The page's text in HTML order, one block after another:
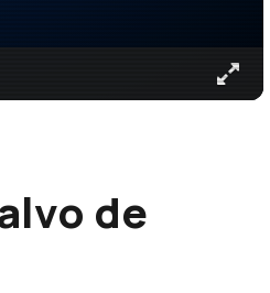
de